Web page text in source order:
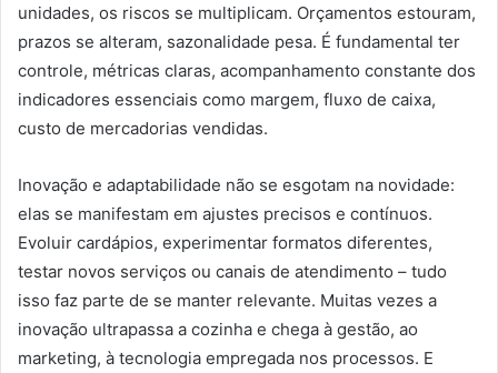
unidades, os riscos se multiplicam. Orçamentos estouram,
prazos se alteram, sazonalidade pesa. É fundamental ter
controle, métricas claras, acompanhamento constante dos
indicadores essenciais como margem, fluxo de caixa,
custo de mercadorias vendidas.
Inovação e adaptabilidade não se esgotam na novidade:
elas se manifestam em ajustes precisos e contínuos.
Evoluir cardápios, experimentar formatos diferentes,
testar novos serviços ou canais de atendimento – tudo
isso faz parte de se manter relevante. Muitas vezes a
inovação ultrapassa a cozinha e chega à gestão, ao
marketing, à tecnologia empregada nos processos. E